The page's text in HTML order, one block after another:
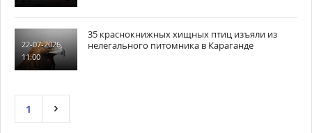
22-07-2026,
11:00
35 краснокнижных хищных птиц изъяли из
нелегального питомника в Караганде
1